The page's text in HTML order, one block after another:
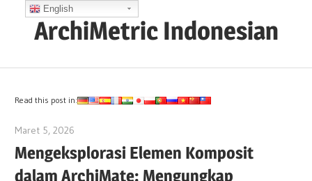
ArchiMetric Indonesian
Ops,
and
Read this post in:
Maret 5, 2026
Mengeksplorasi Elemen Komposit
dalam ArchiMate: Mengungkap
English